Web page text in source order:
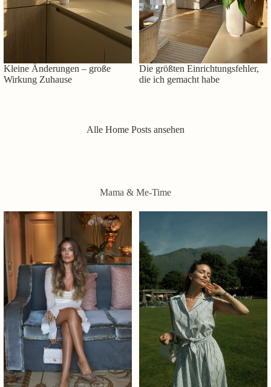
Kleine Änderungen – große
Wirkung Zuhause
Die größten Einrichtungsfehler,
die ich gemacht habe
Alle Home Posts ansehen
Mama & Me-Time